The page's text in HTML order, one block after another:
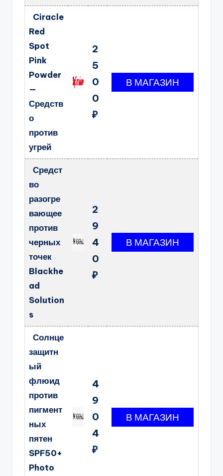
Ciracle
Red
Spot
Pink
Powder
—
Средств
о
против
угрей
2
5
0
0
₽
Средст
во
разогре
вающее
против
черных
точек
Blackhe
ad
Solution
s
2
9
4
0
₽
Солнце
защитн
ый
флюид
против
пигмент
ных
пятен
SPF50+
Photo
4
9
0
4
₽